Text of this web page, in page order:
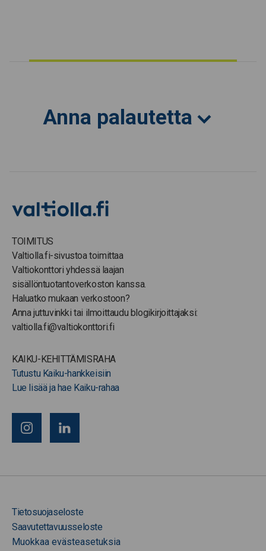
Anna palautetta
TOIMITUS
Valtiolla.fi-sivustoa toimittaa
Valtiokonttori yhdessä laajan
sisällöntuotantoverkoston kanssa.
Haluatko mukaan verkostoon?
Anna juttuvinkki tai ilmoittaudu blogikirjoittajaksi:
valtiolla.fi@valtiokonttori.fi
KAIKU-KEHITTÄMISRAHA
Tutustu Kaiku-hankkeisiin
Lue lisää ja hae Kaiku-rahaa
Tietosuojaseloste
Saavutettavuusseloste
Muokkaa evästeasetuksia